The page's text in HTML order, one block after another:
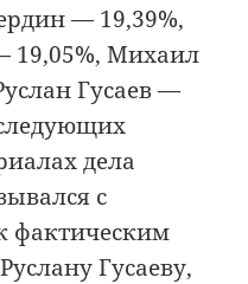
— 19,39%,
19,05%, Михаил
Гусаев —
дела
с
фактическим
Гусаеву,